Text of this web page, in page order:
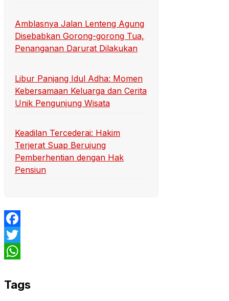
Amblasnya Jalan Lenteng Agung
Disebabkan Gorong-gorong Tua,
Penanganan Darurat Dilakukan
Libur Panjang Idul Adha: Momen
Kebersamaan Keluarga dan Cerita
Unik Pengunjung Wisata
Keadilan Tercederai: Hakim
Terjerat Suap Berujung
Pemberhentian dengan Hak
Pensiun
Facebook
Twitter
Tags